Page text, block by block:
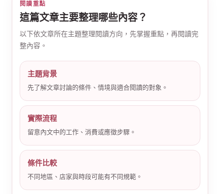
閱讀重點
這篇文章主要整理哪些內容？
以下依文章所在主題整理閱讀方向，先掌握重點，再閱讀完
整內容。
主題背景
先了解文章討論的條件、情境與適合閱讀的對象。
實際流程
留意內文中的工作、消費或應徵步驟。
條件比較
不同地區、店家與時段可能有不同規範。